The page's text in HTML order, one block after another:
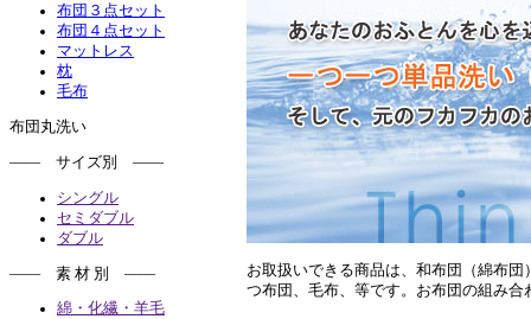
布団３点セット
布団４点セット
マットレス
枕
毛布
布団丸洗い
―― サイズ別 ――
シングル
セミダブル
ダブル
―― 素 材 別 ――
綿・化繊・羊毛
お取扱いできる商品は、和布団（綿布
つ布団、毛布、等です。お布団の組み合